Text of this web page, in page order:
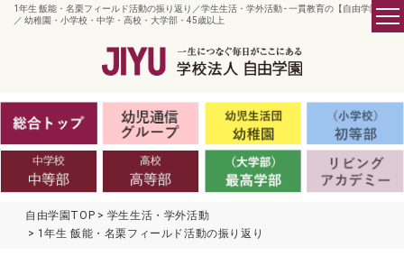
1年生 飯能・名栗フィールド活動の振り返り／学生生活・学外活動 - 一貫教育の【自由学園】
／ 幼稚園・小学校・中学・高校・大学部・45歳以上
自由学園TOP
学生生活・学外活動
1年生 飯能・名栗フィールド活動の振り返り